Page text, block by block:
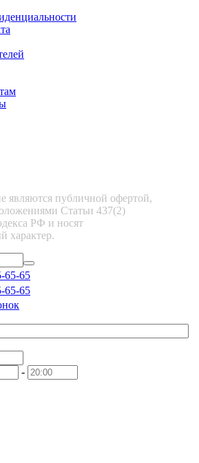
являются публичной офертой,
Статьи 437(2)
РФ и носят
характер.
65-65
65-65
-